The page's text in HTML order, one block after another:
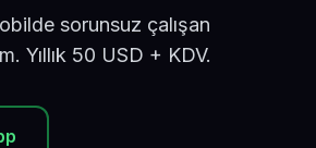
sorunsuz çalışan
Yıllık 50 USD + KDV.